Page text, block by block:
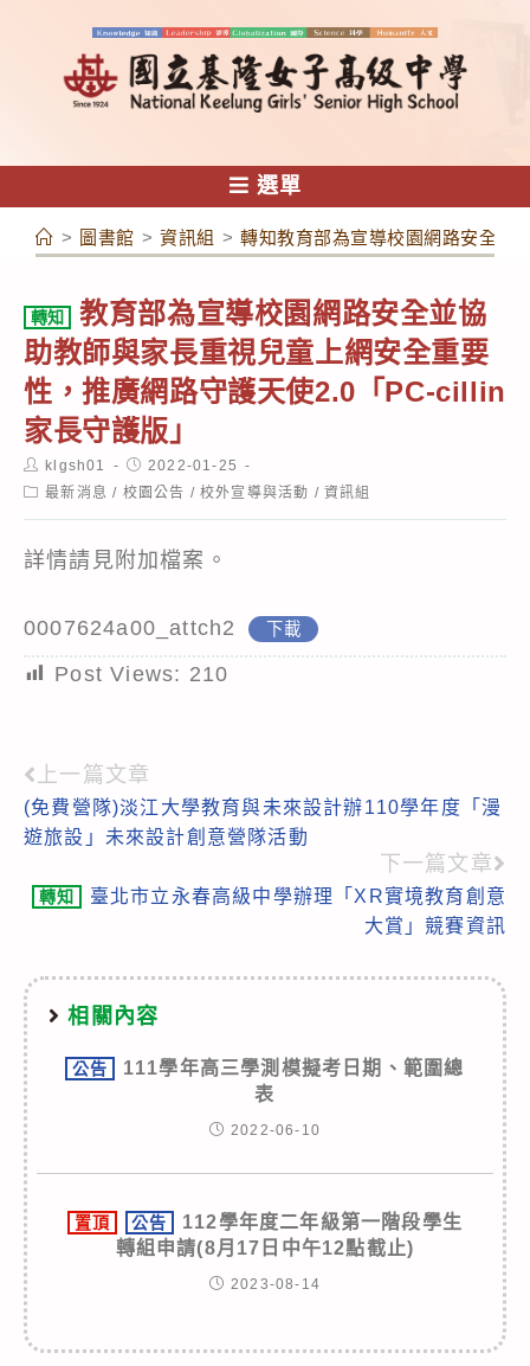
容
選單
> 圖書館 > 資訊組 > 轉知教育部為宣導校園網路安全並
轉知
教育部為宣導校園網路安全並協
助教師與家長重視兒童上網安全重要
性，推廣網路守護天使2.0「PC-cillin
家長守護版」
Post
author:
klgsh01
Post
published:
2022-01-25
Post最新消息 / 校園公告 / 校外宣導與活動 / 資訊組
詳情請見附加檔案。
0007624a00_attch2 下載
Post Views: 210
Read
more
上一篇文章
(免費營隊)淡江大學教育與未來設計辦110學年度「漫
遊旅設」未來設計創意營隊活動
下一篇文章
轉知
臺北市立永春高級中學辦理「XR實境教育創意
大賞」競賽資訊
相關內容
公告
111學年高三學測模擬考日期、範圍總
表
2022-06-10
置頂 公告
112學年度二年級第一階段學生
轉組申請(8月17日中午12點截止)
2023-08-14